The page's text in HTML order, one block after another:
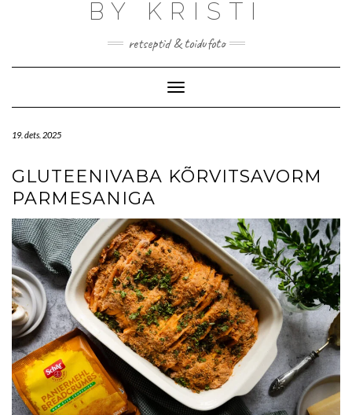
BY KRISTI
retseptid & toidufoto
Toggle Navigation
19. dets. 2025
GLUTEENIVABA KÕRVITSAVORM
PARMESANIGA